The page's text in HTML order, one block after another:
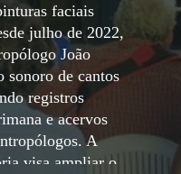
faciais
julho de 2022,
João
sonoro de cantos
registros
e acervos
A
visa ampliar o